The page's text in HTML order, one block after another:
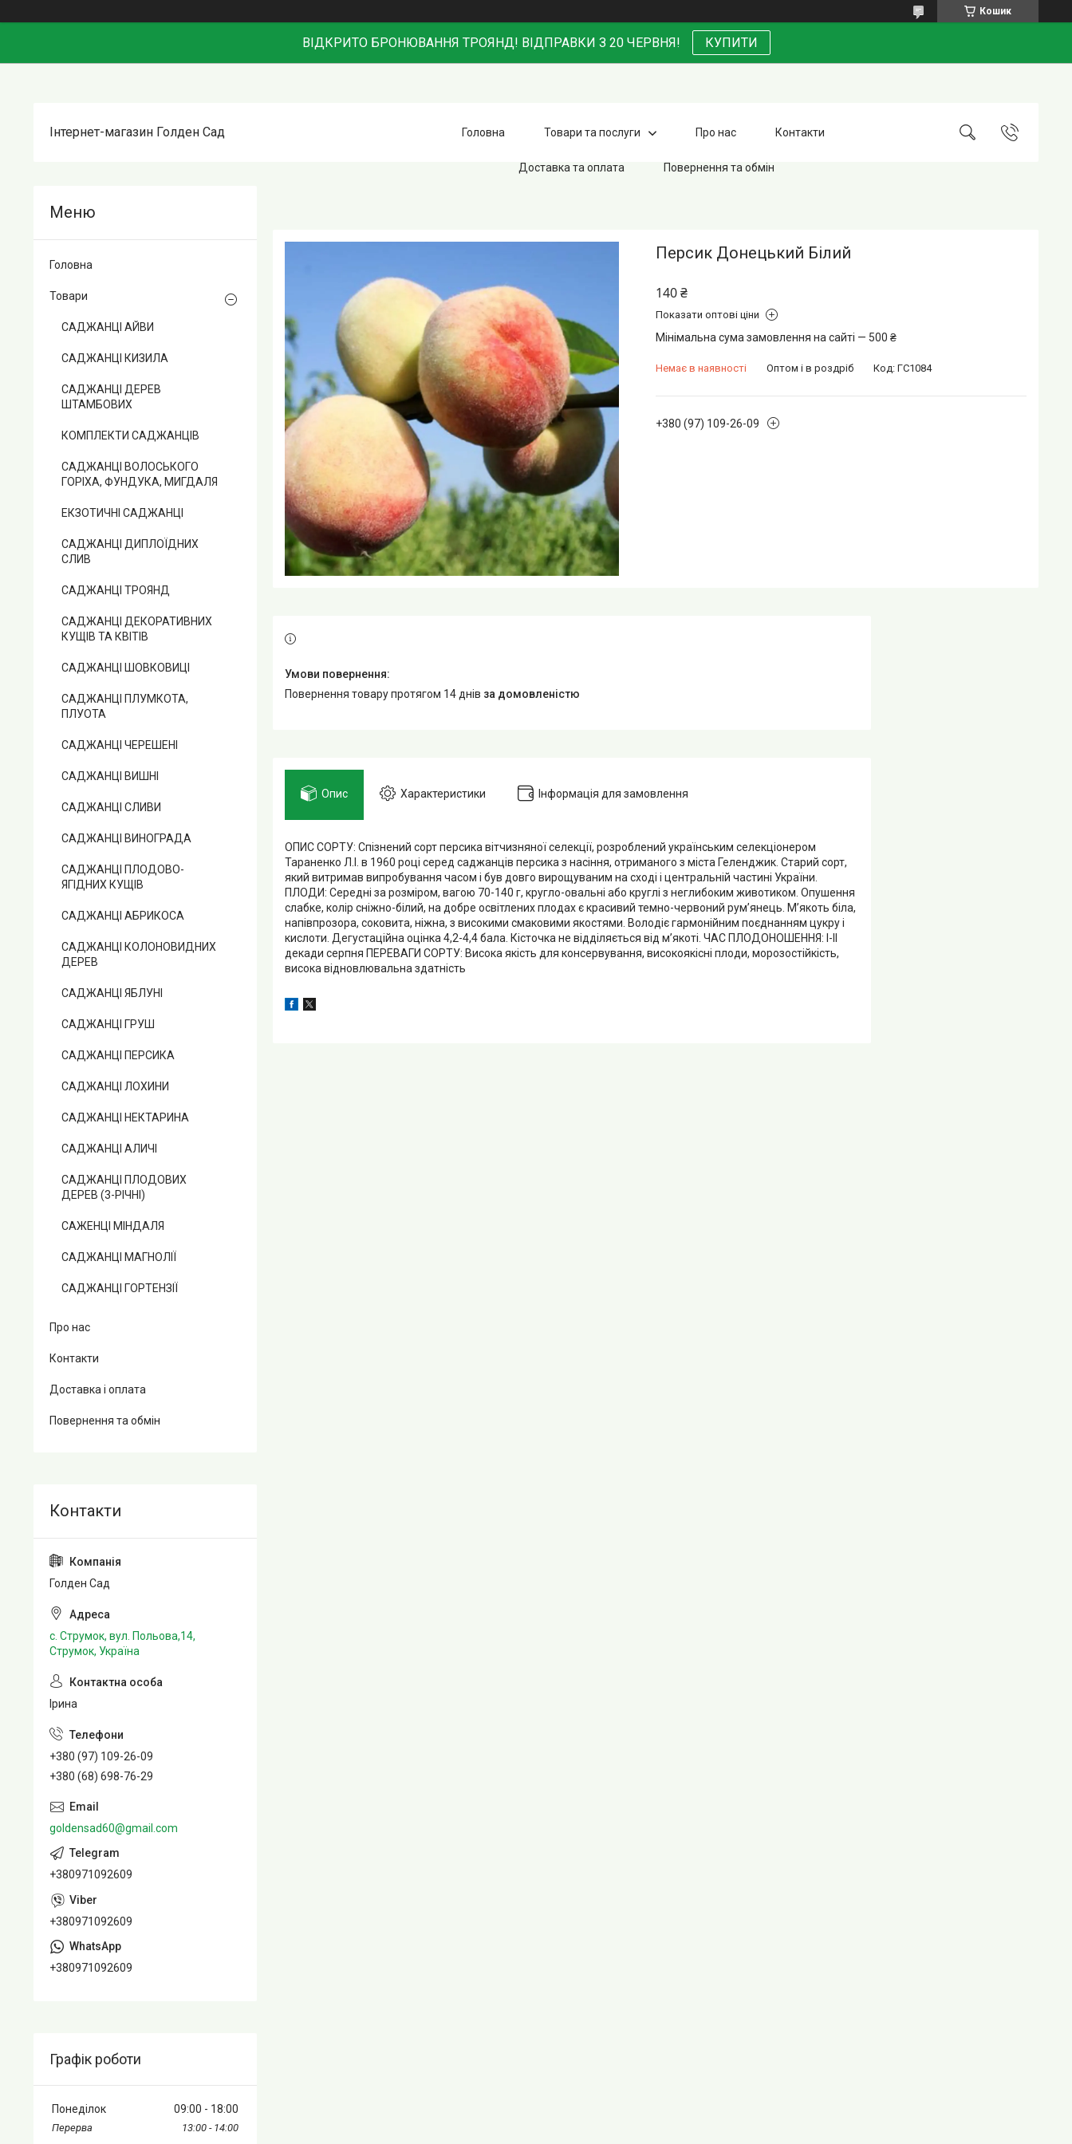
Кошик
ВІДКРИТО БРОНЮВАННЯ ТРОЯНД! ВІДПРАВКИ З 20 ЧЕРВНЯ! КУПИТИ
Інтернет-магазин Голден Сад Головна Товари та послуги Про нас Контакти
Доставка та оплата Повернення та обмін
Персик Донецький Білий
140 ₴
Показати оптові ціни
Мінімальна сума замовлення на сайті — 500 ₴
Немає в наявності Оптом і в роздріб Код: ГС1084
+380 (97) 109-26-09
повернення товару протягом 14 днів за домовленістю
Опис Характеристики Інформація для замовлення
ОПИС СОРТУ: Спізнений сорт персика вітчизняної селекції, розроблений українським селекціонером
Тараненко Л.І. в 1960 році серед саджанців персика з насіння, отриманого з міста Геленджик. Старий сорт,
який витримав випробування часом і був довго вирощуваним на сході і центральній частині України.
ПЛОДИ: Середні за розміром, вагою 70-140 г, кругло-овальні або круглі з неглибоким животиком. Опушення
слабке, колір сніжно-білий, на добре освітлених плодах є красивий темно-червоний рум’янець. М’якоть біла,
напівпрозора, соковита, ніжна, з високими смаковими якостями. Володіє гармонійним поєднанням цукру і
кислоти. Дегустаційна оцінка 4,2-4,4 бала. Кісточка не відділяється від м’якоті. ЧАС ПЛОДОНОШЕННЯ: І-ІІ
декади серпня ПЕРЕВАГИ СОРТУ: Висока якість для консервування, високоякісні плоди, морозостійкість,
висока відновлювальна здатність
Головна
Товари
САДЖАНЦІ АЙВИ
САДЖАНЦІ КИЗИЛА
САДЖАНЦІ ДЕРЕВ
ШТАМБОВИХ
КОМПЛЕКТИ САДЖАНЦІВ
САДЖАНЦІ ВОЛОСЬКОГО
ГОРІХА, ФУНДУКА, МИГДАЛЯ
ЕКЗОТИЧНІ САДЖАНЦІ
САДЖАНЦІ ДИПЛОЇДНИХ
СЛИВ
САДЖАНЦІ ТРОЯНД
САДЖАНЦІ ДЕКОРАТИВНИХ
КУЩІВ ТА КВІТІВ
САДЖАНЦІ ШОВКОВИЦІ
САДЖАНЦІ ПЛУМКОТА,
ПЛУОТА
САДЖАНЦІ ЧЕРЕШЕНІ
САДЖАНЦІ ВИШНІ
САДЖАНЦІ СЛИВИ
САДЖАНЦІ ВИНОГРАДА
САДЖАНЦІ ПЛОДОВО-
ЯГІДНИХ КУЩІВ
САДЖАНЦІ АБРИКОСА
САДЖАНЦІ КОЛОНОВИДНИХ
ДЕРЕВ
САДЖАНЦІ ЯБЛУНІ
САДЖАНЦІ ГРУШ
САДЖАНЦІ ПЕРСИКА
САДЖАНЦІ ЛОХИНИ
САДЖАНЦІ НЕКТАРИНА
САДЖАНЦІ АЛИЧІ
САДЖАНЦІ ПЛОДОВИХ
ДЕРЕВ (3-РІЧНІ)
САЖЕНЦІ МІНДАЛЯ
САДЖАНЦІ МАГНОЛІЇ
САДЖАНЦІ ГОРТЕНЗІЇ
Про нас
Контакти
Доставка і оплата
Повернення та обмін
Голден Сад
с. Струмок, вул. Польова,14,
Струмок, Україна
Ірина
+380 (97) 109-26-09
+380 (68) 698-76-29
goldensad60@gmail.com
+380971092609
+380971092609
+380971092609
Графік роботи
Понеділок 09:00 18:00
13:00 14:00